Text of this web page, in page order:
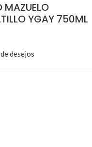
MAZUELO
YGAY 750ML
desejos